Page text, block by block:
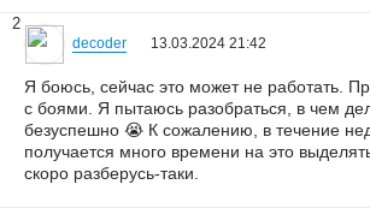
2
decoder 13.03.2024 21:42
Я боюсь, сейчас это может не работать.
с боями. Я пытаюсь разобраться, в чем
безуспешно 😭 К сожалению, в течение
получается много времени на это
скоро разберусь-таки.